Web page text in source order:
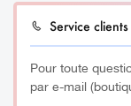
Le masque
«
la peau.
Service clients
Pour toute
par e-mail